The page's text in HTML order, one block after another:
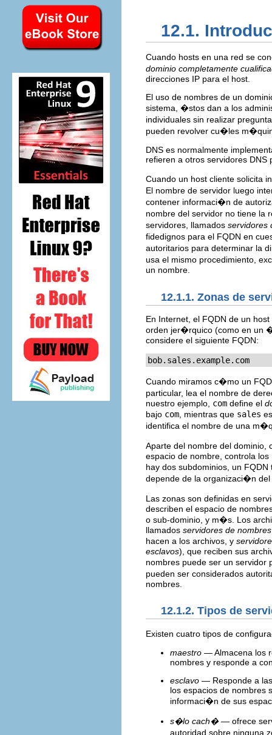
12.1.
Cuando hosts en una red se
dominio completamente
direcciones IP para el host.
El uso de nombres de un
sistema, �stos dan a los
individuales sin realizar
pueden revolver cu�les
DNS es normalmente
refieren a otros servidores DNS
Cuando un host cliente solicita
El nombre de servidor luego
contener informaci�n de
nombre del servidor no tiene
servidores, llamados servidores
fidedignos para el FQDN en
autoritarios para determinar la
usa el mismo procedimiento,
un nombre.
12.1.1. Zonas de
En Internet, el FQDN de un
orden jer�rquico (como en un
considere el siguiente FQDN:
bob.sales.example.com
Cuando miramos c�mo un
particular, lea el nombre de
nuestro ejemplo, com define el
bajo com , mientras que sales
identifica el nombre de una
Aparte del nombre del
espacio de nombre, controla
hay dos subdominios, un
depende de la organizaci�n
Las zonas son definidas en
describen el espacio de
o sub-dominio, y m�s. Los
llamados servidores de
hacen a los archivos, y
esclavos), que reciben sus
nombres puede ser un
pueden ser considerados
nombres.
12.1.2. Tipos de
Existen cuatro tipos de
maestro — Almacena los
nombres y responde a
esclavo — Responde a
los espacios de nombres
informaci�n de sus
s�lo cach�— ofrece
autoridad sobre ninguna